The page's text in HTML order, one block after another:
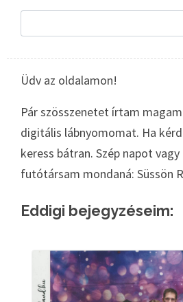
Üdv az oldalamon!
Pár szösszenetet írtam
digitális lábnyomomat. Ha
keress bátran. Szép napot
futótársam mondaná: Süssön
Eddigi bejegyzéseim: